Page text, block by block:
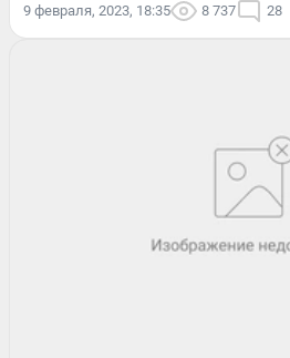
9 февраля, 2023, 18:35 8 737 28